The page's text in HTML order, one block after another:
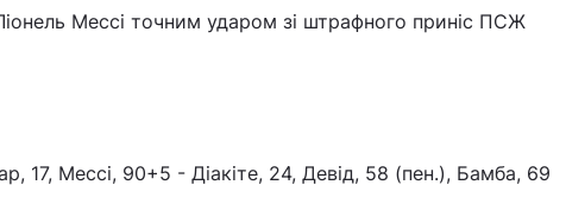
Мессі точним ударом зі штрафного приніс ПСЖ
17, Мессі, 90+5 - Діакіте, 24, Девід, 58 (пен.), Бамба, 69